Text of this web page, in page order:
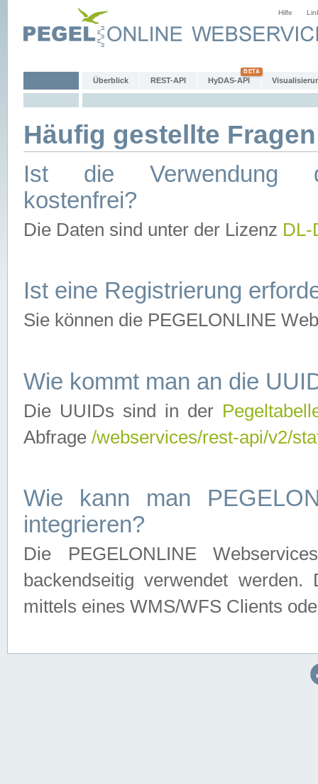
Hilfe
Überblick REST-API HyDAS-API
Häufig gestellte
Ist die Verwendung
kostenfrei?
Die Daten sind unter der Lizenz
Ist eine Registrierung
Sie können die PEGELONLINE
Wie kommt man an die
Die UUIDs sind in der
Abfrage /webservices/rest-api/v2/
Wie kann man
integrieren?
Die PEGELONLINE
backendseitig verwendet
mittels eines WMS/WFS Clients